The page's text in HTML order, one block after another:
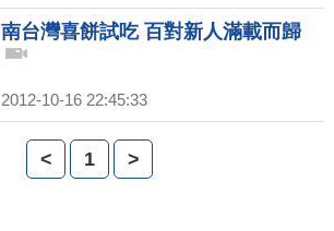
南台灣喜餅試吃 百對新人滿載而歸
2012-10-16 22:45:33
< 1 >